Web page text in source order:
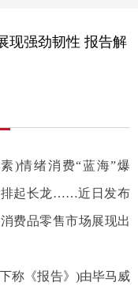
现强劲韧性 报告解
)情绪消费“蓝海”爆
排起长龙……近日发布
费品零售市场展现出
称《报告》)由毕马威